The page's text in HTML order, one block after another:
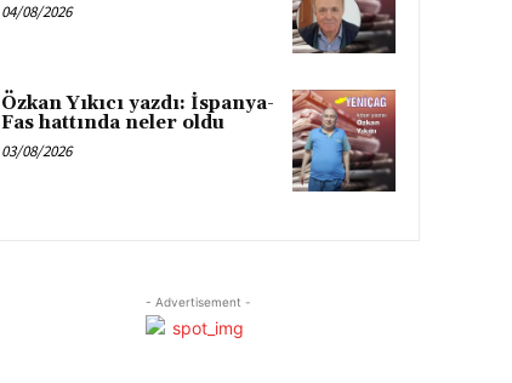
04/08/2026
Özkan Yıkıcı yazdı: İspanya-
Fas hattında neler oldu
03/08/2026
- Advertisement -